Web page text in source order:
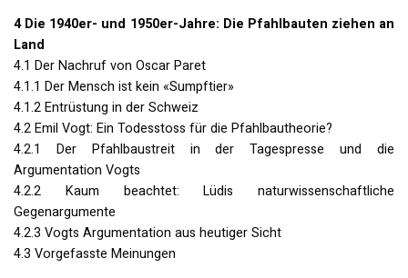
4 Die 1940er- und 1950er-Jahre: Die Pfahlbauten ziehen an
Land
4.1 Der Nachruf von Oscar Paret
4.1.1 Der Mensch ist kein «Sumpftier»
4.1.2 Entrüstung in der Schweiz
4.2 Emil Vogt: Ein Todesstoss für die Pfahlbautheorie?
4.2.1 Der Pfahlbaustreit in der Tagespresse und die
Argumentation Vogts
4.2.2 Kaum beachtet: Lüdis naturwissenschaftliche
Gegenargumente
4.2.3 Vogts Argumentation aus heutiger Sicht
4.3 Vorgefasste Meinungen